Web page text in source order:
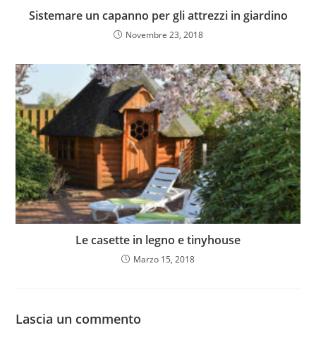
Sistemare un capanno per gli attrezzi in giardino
Novembre 23, 2018
Le casette in legno e tinyhouse
Marzo 15, 2018
Lascia un commento